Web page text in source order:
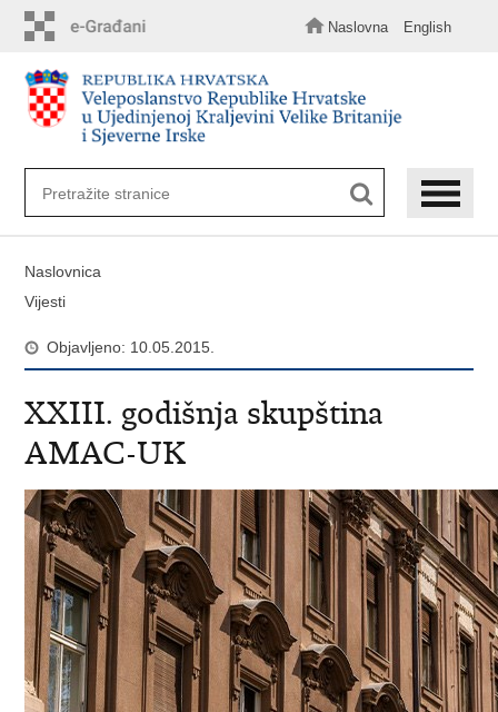
sadržaj
Naslovna English
Naslovnica
Vijesti
Objavljeno: 10.05.2015.
XXIII. godišnja skupština
AMAC-UK